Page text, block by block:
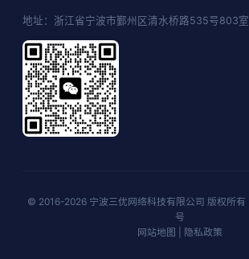
地址：浙江省宁波市鄞州区清水桥路535号803室
© 2016-2026 宁波三优网络科技有限公司 版权所有 |
号
网站地图
隐私政策